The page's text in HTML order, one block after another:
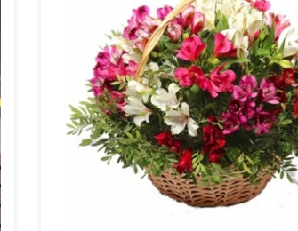
40 см 40 см